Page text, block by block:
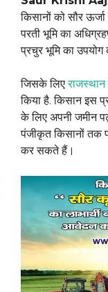
किसानों को सौर ऊर्जा
परती भूमि का
प्रचुर भूमि का उपयोग
जिसके लिएराजस्थान
किया है. किसान इस
के लिए अपनी जमीन
पंजीकृत किसानों तक
कर सकते हैं।